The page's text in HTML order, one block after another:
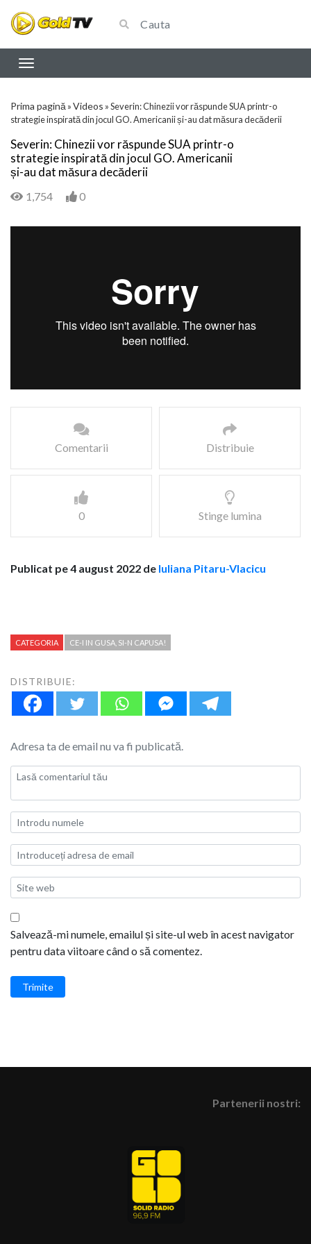
Prima pagină »Videos »Severin: Chinezii vor răspunde SUA printr-o
strategie inspirată din jocul GO. Americanii și-au dat măsura decăderii
Severin: Chinezii vor răspunde SUA printr-o
strategie inspirată din jocul GO. Americanii
și-au dat măsura decăderii
1,754 0
Comentarii Distribuie
0 Stinge lumina
Publicat pe 4 august 2022 de Iuliana Pitaru-Vlacicu
CATEGORIA CE-I IN GUSA, SI-N CAPUSA!
DISTRIBUIE:
Adresa ta de email nu va fi publicată.
Salvează-mi numele, emailul și site-ul web în acest navigator
pentru data viitoare când o să comentez.
Trimite
Partenerii nostri: